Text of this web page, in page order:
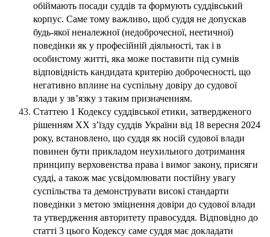
обіймають посади суддів та формують суддівський
корпус. Саме тому важливо, щоб суддя не допускав
будь-якої неналежної (недоброчесної, неетичної)
поведінки як у професійній діяльності, так і в
особистому житті, яка може поставити під сумнів
відповідність кандидата критерію доброчесності, що
негативно вплине на суспільну довіру до судової
влади у зв’язку з таким призначенням.
Статтею 1 Кодексу суддівської етики, затвердженого
рішенням ХX з’їзду суддів України від 18 вересня 2024
року, встановлено, що суддя як носій судової влади
повинен бути прикладом неухильного дотримання
принципу верховенства права і вимог закону, присяги
судді, а також має усвідомлювати постійну увагу
суспільства та демонструвати високі стандарти
поведінки з метою зміцнення довіри до судової влади
та утвердження авторитету правосуддя. Відповідно до
статті 3 цього Кодексу саме суддя має докладати